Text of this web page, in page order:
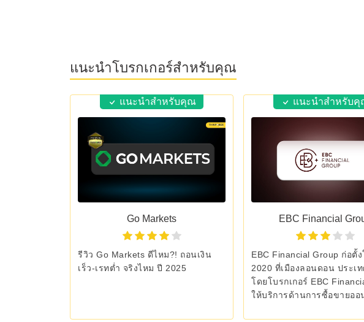
แนะนำโบรกเกอร์สำหรับคุณ
แนะนำสำหรับคุณ
Go Markets
รีวิว Go Markets ดีไหม?! ถอนเงิน
เร็ว-เรทต่ำ จริงไหม ปี 2025
แนะนำสำหรับ
EBC Financial
EBC Financial Group ก่อตั้
2020 ที่เมืองลอนดอน ประเ
โดยโบรกเกอร์ EBC
ให้บริการด้านการซื้อขายออ